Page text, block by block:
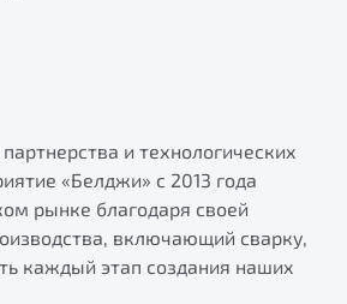
и технологических
«Белджи» с 2013 года
рынке благодаря своей
включающий сварку,
каждый этап создания наших